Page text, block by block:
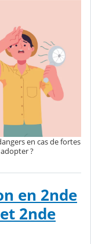
en cas de fortes
?
en 2nde
2nde